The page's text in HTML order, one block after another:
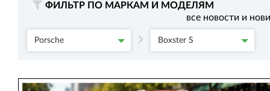
ФИЛЬТР ПО МАРКАМ И МОДЕЛЯМ
все новости и
Porsche Boxster S